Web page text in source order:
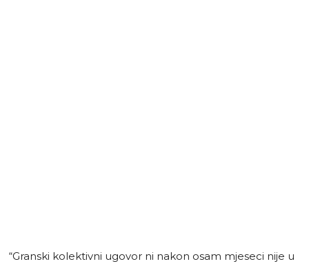
“Granski kolektivni ugovor ni nakon osam mjeseci nije u